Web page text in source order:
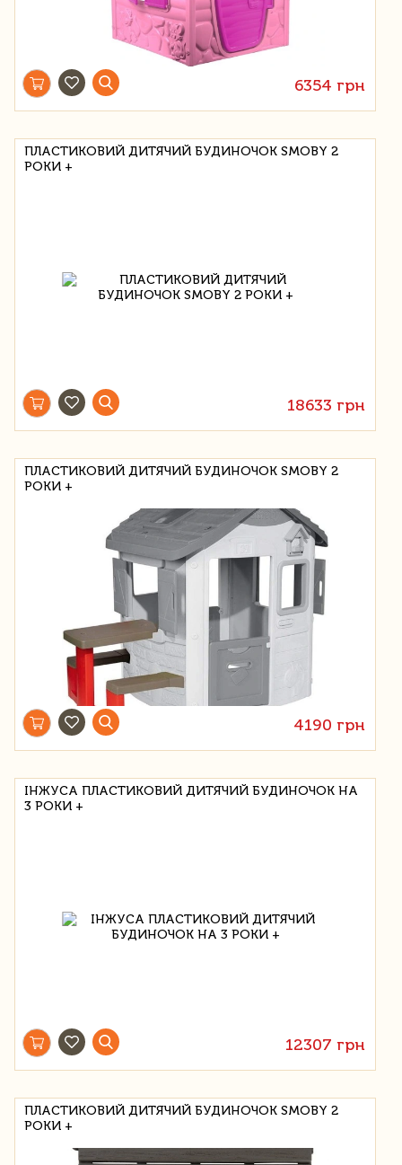
6354 грн
ПЛАСТИКОВИЙ ДИТЯЧИЙ БУДИНОЧОК SMOBY 2
РОКИ +
18633 грн
ПЛАСТИКОВИЙ ДИТЯЧИЙ БУДИНОЧОК SMOBY 2
РОКИ +
4190 грн
ІНЖУСА ПЛАСТИКОВИЙ ДИТЯЧИЙ БУДИНОЧОК НА
3 РОКИ +
12307 грн
ПЛАСТИКОВИЙ ДИТЯЧИЙ БУДИНОЧОК SMOBY 2
РОКИ +